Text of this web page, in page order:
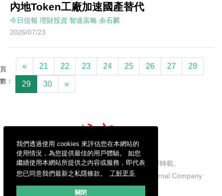
我們透過使用 cookies 來評估您在本網站的
使用情況，為您提供最佳的用戶體驗。 如您
繼續使用本網站所提供之內容或服務，即代表
您已同意我們最新之私隱條款。
了解更多
關閉
內地Token工廠加速國產替代
今日信報 理財投資 智途富略 余石麟
2026/07/23
頁
數：
« 21 22 23 24 25 26 27 28
29 30 »
信報財經新聞有限公司版權所有，不得轉載。
Copyright © 2026 Hong Kong Economic Journal Company
Limited. All rights reserved.